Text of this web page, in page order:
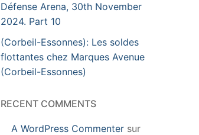
Défense Arena, 30th November
2024. Part 10
(Corbeil-Essonnes): Les soldes
flottantes chez Marques Avenue
(Corbeil-Essonnes)
RECENT COMMENTS
A WordPress Commenter sur